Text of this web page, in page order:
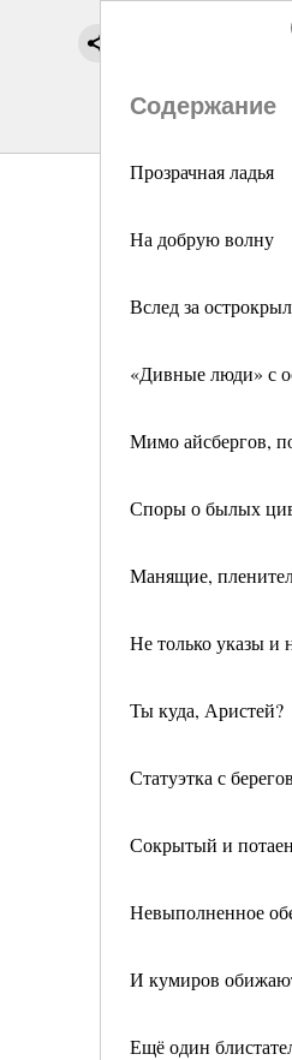
Содержание
Прозрачная ладья
На добрую волну
Вслед за
«Дивные люди» с
Мимо айсбергов,
Споры о былых
Манящие,
Не только указы и
Ты куда, Аристей?
Статуэтка с
Сокрытый и
Невыполненное
И кумиров
Ещё один